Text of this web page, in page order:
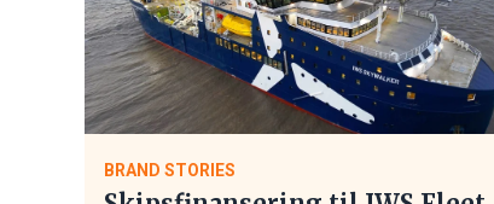
BRAND STORIES